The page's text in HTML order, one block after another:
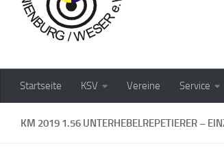
Startseite KSV Vereine Service
KM 2019 1.56 UNTERHEBELREPETIERER –